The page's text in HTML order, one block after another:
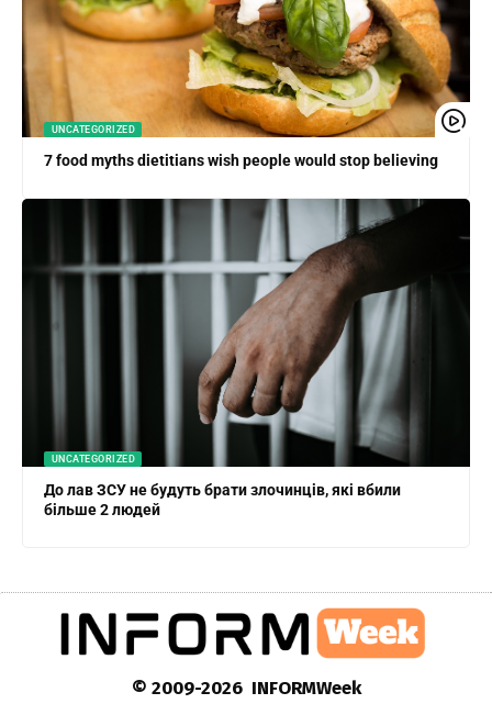
UNCATEGORIZED
7 food myths dietitians wish people would stop believing
UNCATEGORIZED
До лав ЗСУ не будуть брати злочинців, які вбили
більше 2 людей
© 2009-2026 INFORMWeek